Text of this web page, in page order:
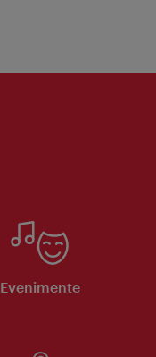
Evenimente